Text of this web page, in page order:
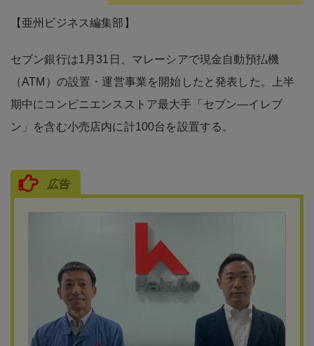
【亜州ビジネス編集部】
セブン銀行は1月31日、マレーシアで現金自動預払機
（ATM）の設置・運営事業を開始したと発表した。上半
期中にコンビニエンスストア最大手「セブン―イレブ
ン」を含む小売店内に計100台を設置する。
広告